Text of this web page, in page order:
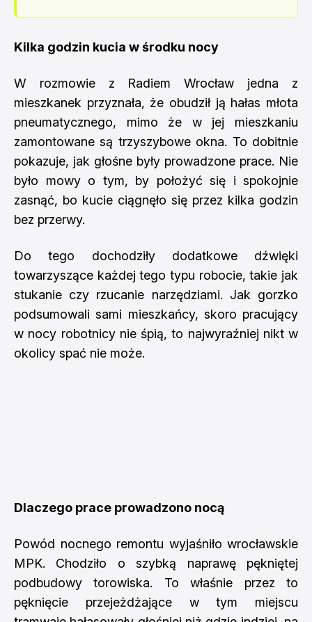
Kilka godzin kucia w środku nocy
W rozmowie z Radiem Wrocław jedna z
mieszkanek przyznała, że obudził ją hałas młota
pneumatycznego, mimo że w jej mieszkaniu
zamontowane są trzyszybowe okna. To dobitnie
pokazuje, jak głośne były prowadzone prace. Nie
było mowy o tym, by położyć się i spokojnie
zasnąć, bo kucie ciągnęło się przez kilka godzin
bez przerwy.
Do tego dochodziły dodatkowe dźwięki
towarzyszące każdej tego typu robocie, takie jak
stukanie czy rzucanie narzędziami. Jak gorzko
podsumowali sami mieszkańcy, skoro pracujący
w nocy robotnicy nie śpią, to najwyraźniej nikt w
okolicy spać nie może.
Dlaczego prace prowadzono nocą
Powód nocnego remontu wyjaśniło wrocławskie
MPK. Chodziło o szybką naprawę pękniętej
podbudowy torowiska. To właśnie przez to
pęknięcie przejeżdżające w tym miejscu